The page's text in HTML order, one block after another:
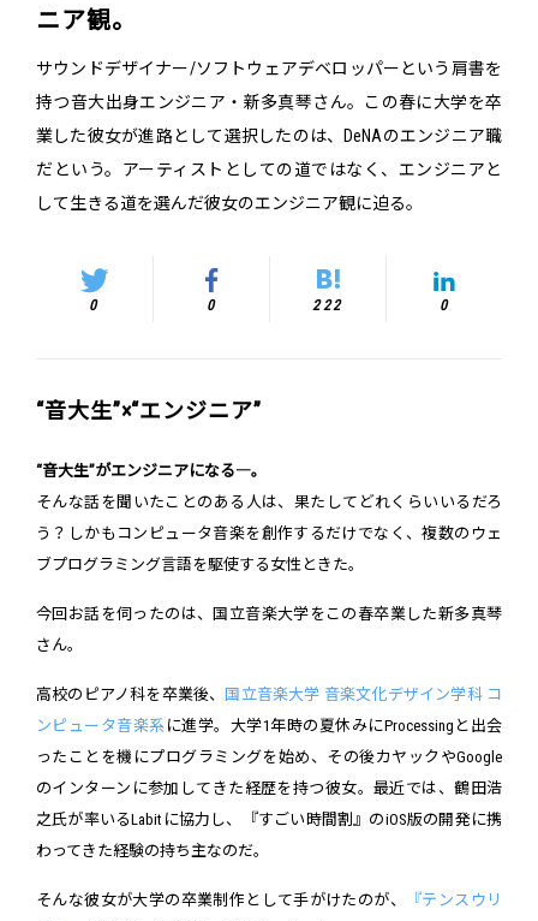
ニア観。
サウンドデザイナー/ソフトウェアデベロッパーという肩書を
持つ音大出身エンジニア・新多真琴さん。この春に大学を卒
業した彼女が進路として選択したのは、DeNAのエンジニア職
だという。アーティストとしての道ではなく、エンジニアと
して生きる道を選んだ彼女のエンジニア観に迫る。
0 0 222 0
“音大生”×“エンジニア”
“音大生”がエンジニアになる―。
そんな話を聞いたことのある人は、果たしてどれくらいいるだろ
う？しかもコンピュータ音楽を創作するだけでなく、複数のウェ
ブプログラミング言語を駆使する女性ときた。
今回お話を伺ったのは、国立音楽大学をこの春卒業した新多真琴
さん。
高校のピアノ科を卒業後、
国立音楽大学 音楽文化デザイン学科 コ
ンピュータ音楽系 に進学。大学1年時の夏休みにProcessingと出会
ったことを機にプログラミングを始め、その後カヤックやGoogle
のインターンに参加してきた経歴を持つ彼女。最近では、鶴田浩
之氏が率いるLabitに協力し、『すごい時間割』のiOS版の開発に携
わってきた経験の持ち主なのだ。
そんな彼女が大学の卒業制作として手がけたのが、
『テンスウリ